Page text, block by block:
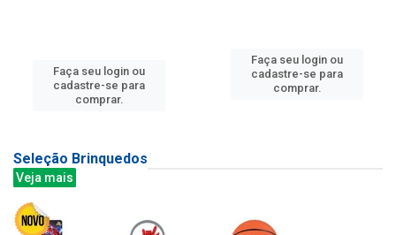
Faça seu login ou
cadastre-se para
comprar.
Faça seu login ou
cadastre-se para
comprar.
Seleção Brinquedos
Veja mais